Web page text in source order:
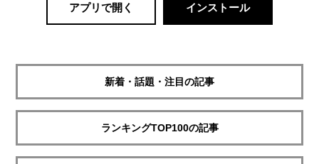
アプリで開く インストール
新着・話題・注目の記事
ランキングTOP100の記事